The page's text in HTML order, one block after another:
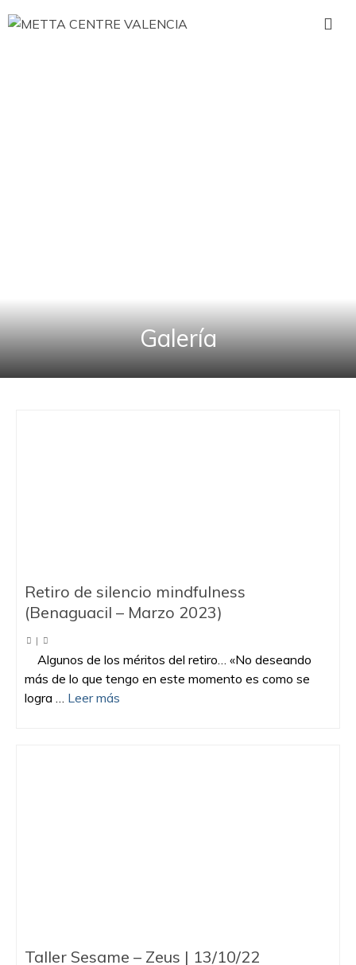
Galería
Retiro de silencio mindfulness
(Benaguacil – Marzo 2023)
|
Algunos de los méritos del retiro… «No deseando
más de lo que tengo en este momento es como se
logra … Leer más
Taller Sesame – Zeus | 13/10/22